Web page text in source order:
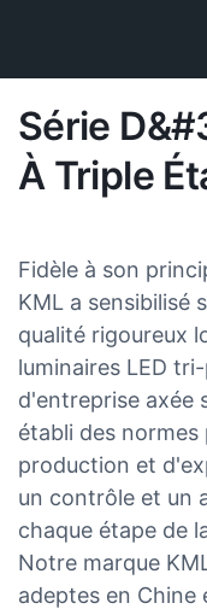
Série
À Triple
Fidèle à son
KML a sensibilisé
qualité rigoureux
luminaires LED
d'entreprise axée
établi des
production et
un contrôle et un
chaque étape de
Notre marque
adeptes en